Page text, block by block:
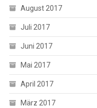
August 2017
Juli 2017
Juni 2017
Mai 2017
April 2017
März 2017